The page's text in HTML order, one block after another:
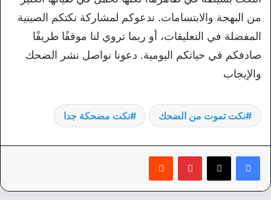
من البهجة والابتسامات. ندعوكم لمشاركة نكتكم الصينية
المفضلة في التعليقات، أو ربما تروي لنا موقفًا طريفًا
صادفكم في حياتكم اليومية. دعونا نواصل نشر الضحك
والإيجاب
نكت تموت من الضحك نكت مضحكة جدا
بينتيريست